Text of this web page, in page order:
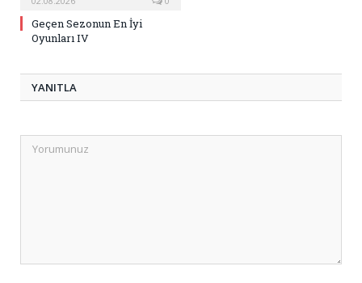
Geçen Sezonun En İyi
Oyunları IV
YANITLA